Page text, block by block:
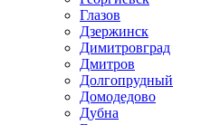
Глазов
Дзержинск
Димитровград
Дмитров
Долгопрудный
Домодедово
Дубна